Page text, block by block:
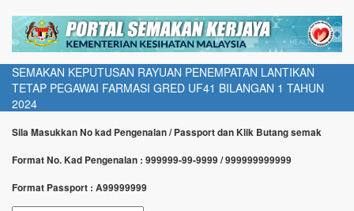
SEMAKAN KEPUTUSAN RAYUAN PENEMPATAN LANTIKAN
TETAP PEGAWAI FARMASI GRED UF41 BILANGAN 1 TAHUN
2024
Sila Masukkan No kad Pengenalan / Passport dan Klik Butang semak
Format No. Kad Pengenalan : 999999-99-9999 / 999999999999
Format Passport : A99999999